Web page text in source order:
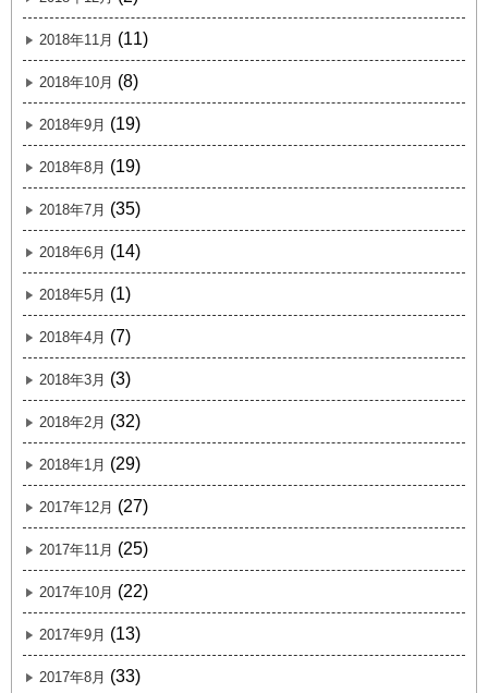
2018年11月 (11)
2018年10月 (8)
2018年9月 (19)
2018年8月 (19)
2018年7月 (35)
2018年6月 (14)
2018年5月 (1)
2018年4月 (7)
2018年3月 (3)
2018年2月 (32)
2018年1月 (29)
2017年12月 (27)
2017年11月 (25)
2017年10月 (22)
2017年9月 (13)
2017年8月 (33)